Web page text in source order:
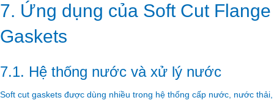
7. Ứng dụng của Soft Cut Flange
Gaskets
7.1. Hệ thống nước và xử lý nước
Soft cut gaskets được dùng nhiều trong hệ thống cấp nước, nước thải,